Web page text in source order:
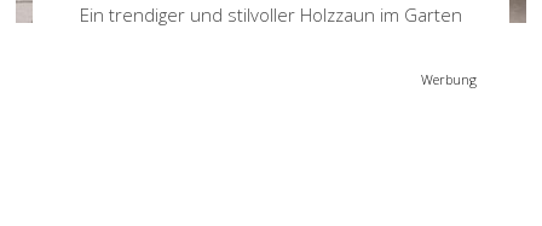
Ein trendiger und stilvoller Holzzaun im Garten
Werbung